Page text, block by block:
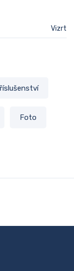
Vizrt
Foto